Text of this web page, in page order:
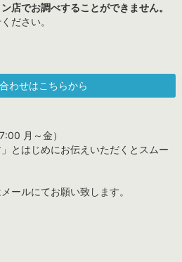
店でお調べすることができません。
ださい。
わせはこちらから
月～金）
とはじめにお伝えいただくとスムー
ールにてお願い致します。